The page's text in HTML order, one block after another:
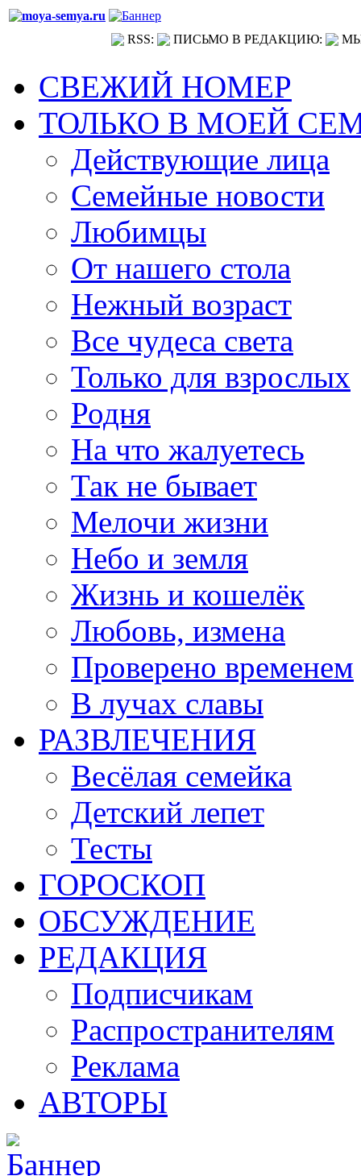
RSS: ПИСЬМО В РЕДАКЦИЮ:
СВЕЖИЙ НОМЕР
ТОЛЬКО В МОЕЙ
Действующие лица
Семейные новости
Любимцы
От нашего стола
Нежный возраст
Все чудеса света
Только для взрослых
Родня
На что жалуетесь
Так не бывает
Мелочи жизни
Небо и земля
Жизнь и кошелёк
Любовь, измена
Проверено временем
В лучах славы
РАЗВЛЕЧЕНИЯ
Весёлая семейка
Детский лепет
Тесты
ГОРОСКОП
ОБСУЖДЕНИЕ
РЕДАКЦИЯ
Подписчикам
Распространителям
Реклама
АВТОРЫ